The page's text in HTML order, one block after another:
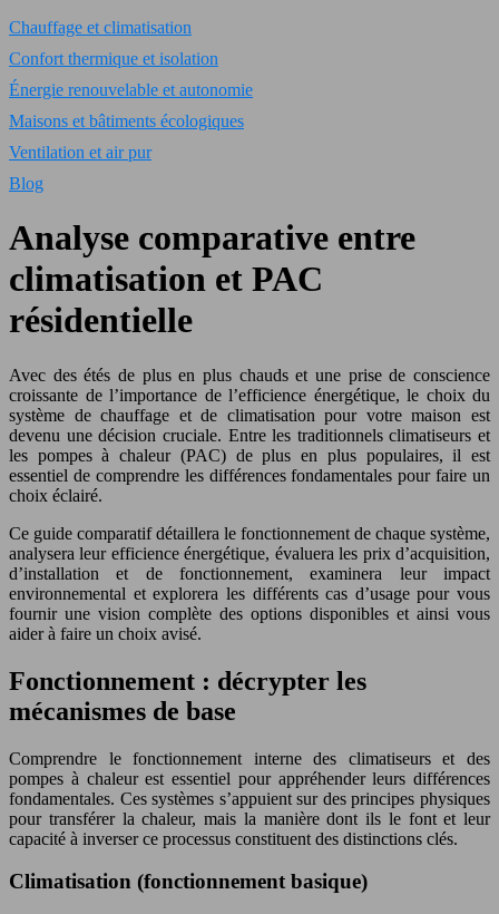
Chauffage et climatisation
Confort thermique et isolation
Énergie renouvelable et autonomie
Maisons et bâtiments écologiques
Ventilation et air pur
Blog
Analyse comparative entre
climatisation et PAC
résidentielle
Avec des étés de plus en plus chauds et une prise de conscience
croissante de l’importance de l’efficience énergétique, le choix du
système de chauffage et de climatisation pour votre maison est
devenu une décision cruciale. Entre les traditionnels climatiseurs et
les pompes à chaleur (PAC) de plus en plus populaires, il est
essentiel de comprendre les différences fondamentales pour faire un
choix éclairé.
Ce guide comparatif détaillera le fonctionnement de chaque système,
analysera leur efficience énergétique, évaluera les prix d’acquisition,
d’installation et de fonctionnement, examinera leur impact
environnemental et explorera les différents cas d’usage pour vous
fournir une vision complète des options disponibles et ainsi vous
aider à faire un choix avisé.
Fonctionnement : décrypter les
mécanismes de base
Comprendre le fonctionnement interne des climatiseurs et des
pompes à chaleur est essentiel pour appréhender leurs différences
fondamentales. Ces systèmes s’appuient sur des principes physiques
pour transférer la chaleur, mais la manière dont ils le font et leur
capacité à inverser ce processus constituent des distinctions clés.
Climatisation (fonctionnement basique)